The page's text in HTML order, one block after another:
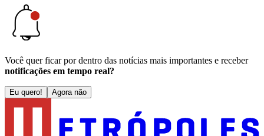
Você quer ficar por dentro das notícias mais importantes e receber
notificações em tempo real?
Eu quero! Agora não